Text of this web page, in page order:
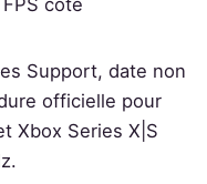
Support, date non
officielle pour
Xbox Series X|S